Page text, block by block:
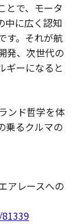
とで、モータ
中に広く認知
す。それが航
発、次世代の
ギーになると
ンド哲学を体
乗るクルマの
アレースへの